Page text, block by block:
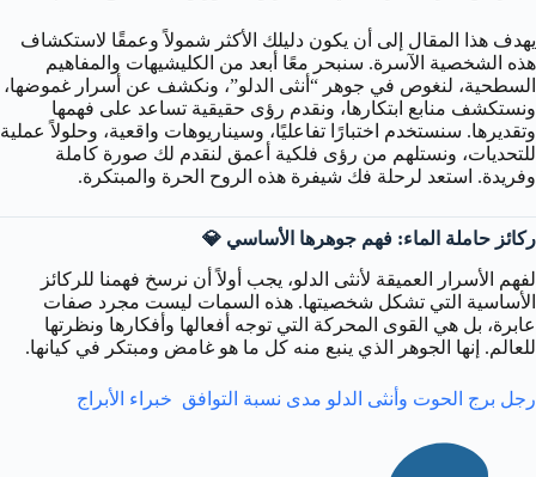
يهدف هذا المقال إلى أن يكون دليلك الأكثر شمولاً وعمقًا لاستكشاف
هذه الشخصية الآسرة. سنبحر معًا أبعد من الكليشيهات والمفاهيم
السطحية، لنغوص في جوهر “أنثى الدلو”، ونكشف عن أسرار غموضها،
ونستكشف منابع ابتكارها، ونقدم رؤى حقيقية تساعد على فهمها
وتقديرها. سنستخدم اختبارًا تفاعليًا، وسيناريوهات واقعية، وحلولاً عملية
للتحديات، ونستلهم من رؤى فلكية أعمق لنقدم لك صورة كاملة
وفريدة. استعد لرحلة فك شيفرة هذه الروح الحرة والمبتكرة.
ركائز حاملة الماء: فهم جوهرها الأساسي 💎
لفهم الأسرار العميقة لأنثى الدلو، يجب أولاً أن نرسخ فهمنا للركائز
الأساسية التي تشكل شخصيتها. هذه السمات ليست مجرد صفات
عابرة، بل هي القوى المحركة التي توجه أفعالها وأفكارها ونظرتها
للعالم. إنها الجوهر الذي ينبع منه كل ما هو غامض ومبتكر في كيانها.
رجل برج الحوت وأنثى الدلو مدى نسبة التوافق خبراء الأبراج